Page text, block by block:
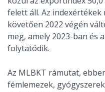
felett áll. Az
követően 2022 végén
meg, amely 2023-ban és
folytatódik.
Az MLBKT rámutat,
fémlemezek,